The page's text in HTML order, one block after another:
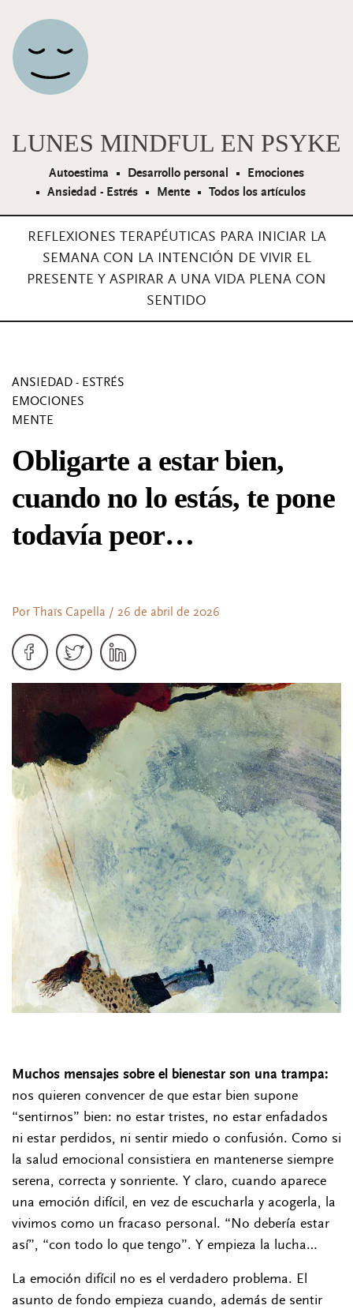
Navegación principal
LUNES MINDFUL EN PSYKE
Autoestima Desarrollo personal
Emociones
Ansiedad - Estrés
Mente Todos los artículos
REFLEXIONES TERAPÉUTICAS PARA INICIAR LA
SEMANA CON LA INTENCIÓN DE VIVIR EL
PRESENTE Y ASPIRAR A UNA VIDA PLENA CON
SENTIDO
ANSIEDAD - ESTRÉS
EMOCIONES
MENTE
Obligarte a estar bien,
cuando no lo estás, te pone
todavía peor…
Por Thaïs Capella / 26 de abril de 2026
Muchos mensajes sobre el bienestar son una trampa:
nos quieren convencer de que estar bien supone
“sentirnos” bien: no estar tristes, no estar enfadados
ni estar perdidos, ni sentir miedo o confusión. Como si
la salud emocional consistiera en mantenerse siempre
serena, correcta y sonriente. Y claro, cuando aparece
una emoción difícil, en vez de escucharla y acogerla, la
vivimos como un fracaso personal. “No debería estar
así”, “con todo lo que tengo”. Y empieza la lucha…
La emoción difícil no es el verdadero problema. El
asunto de fondo empieza cuando, además de sentir